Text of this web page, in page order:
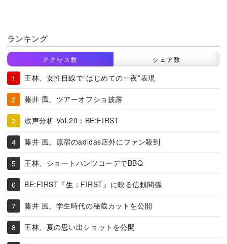
ランキング
アクセス数 シェア数
王林、女性目線で“はじめての一夜”表現
藤井 風、ツアーオフショ披露
歌声分析 Vol.20：BE:FIRST
藤井 風、原宿のadidas店外にファン殺到
王林、ショートパンツコーデでBBQ
BE:FIRST『生：FIRST』に映る信頼関係
藤井 風、学生時代の秘蔵カットを公開
王林、夏の思い出ショットを公開